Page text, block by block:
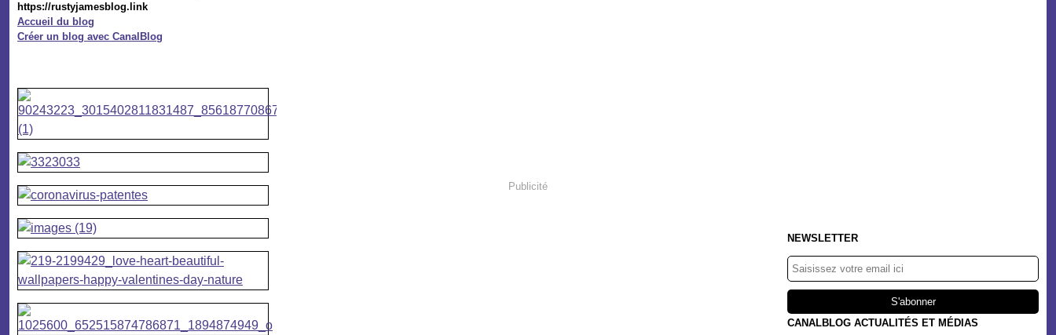
https://rustyjamesblog.link
Accueil du blog
Créer un blog avec CanalBlog
Publicité
NEWSLETTER
CANALBLOG ACTUALITÉS ET MÉDIAS